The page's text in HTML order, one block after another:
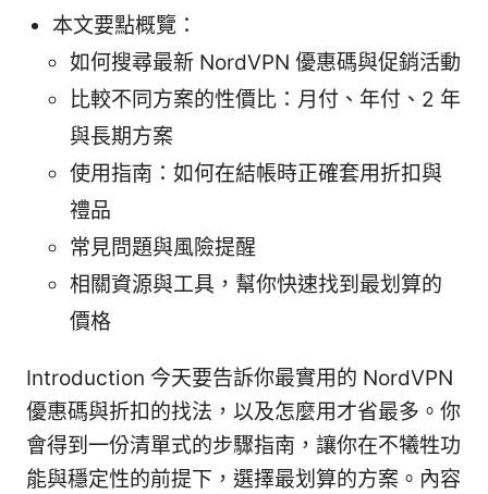
本文要點概覽：
如何搜尋最新 NordVPN 優惠碼與促銷活動
比較不同方案的性價比：月付、年付、2 年
與長期方案
使用指南：如何在結帳時正確套用折扣與
禮品
常見問題與風險提醒
相關資源與工具，幫你快速找到最划算的
價格
Introduction 今天要告訴你最實用的 NordVPN
優惠碼與折扣的找法，以及怎麼用才省最多。你
會得到一份清單式的步驟指南，讓你在不犧牲功
能與穩定性的前提下，選擇最划算的方案。內容